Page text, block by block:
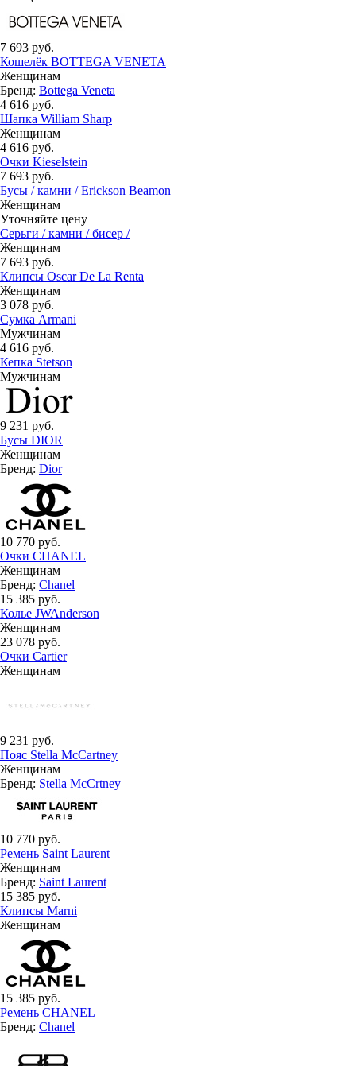
7 693 руб.
Кошелёк BOTTEGA VENETA
Женщинам
Бренд: Bottega Veneta
4 616 руб.
Шапка William Sharp
Женщинам
4 616 руб.
Очки Kieselstein
7 693 руб.
Бусы / камни / Erickson Beamon
Женщинам
Уточняйте цену
Серьги / камни / бисер /
Женщинам
7 693 руб.
Клипсы Oscar De La Renta
Женщинам
3 078 руб.
Сумка Armani
Мужчинам
4 616 руб.
Кепка Stetson
Мужчинам
9 231 руб.
Бусы DIOR
Женщинам
Бренд: Dior
10 770 руб.
Очки CHANEL
Женщинам
Бренд: Chanel
15 385 руб.
Колье JWAnderson
Женщинам
23 078 руб.
Очки Cartier
Женщинам
9 231 руб.
Пояс Stella McCartney
Женщинам
Бренд: Stella McCrtney
10 770 руб.
Ремень Saint Laurent
Женщинам
Бренд: Saint Laurent
15 385 руб.
Клипсы Marni
Женщинам
15 385 руб.
Ремень CHANEL
Бренд: Chanel